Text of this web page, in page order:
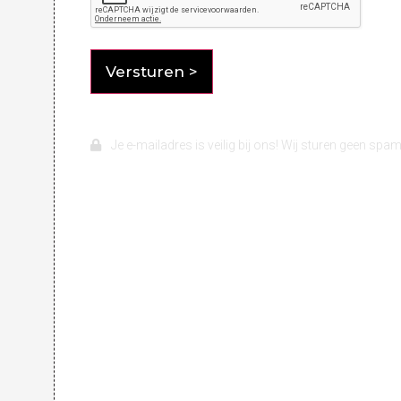
Je e-mailadres is veilig bij ons! Wij sturen geen